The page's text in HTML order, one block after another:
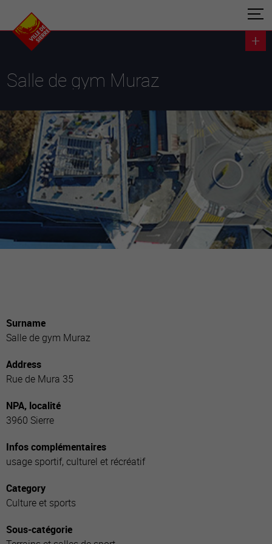
Salle de gym Muraz
Surname
Salle de gym Muraz
Address
Rue de Mura 35
NPA, localité
3960 Sierre
Infos complémentaires
usage sportif, culturel et récréatif
Category
Culture et sports
Sous-catégorie